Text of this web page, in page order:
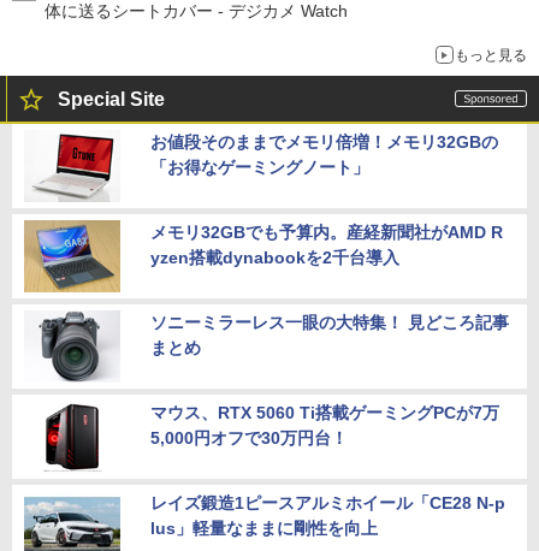
体に送るシートカバー - デジカメ Watch
もっと見る
Special Site
お値段そのままでメモリ倍増！メモリ32GBの
「お得なゲーミングノート」
メモリ32GBでも予算内。産経新聞社がAMD R
yzen搭載dynabookを2千台導入
ソニーミラーレス一眼の大特集！ 見どころ記事
まとめ
マウス、RTX 5060 Ti搭載ゲーミングPCが7万
5,000円オフで30万円台！
レイズ鍛造1ピースアルミホイール「CE28 N-p
lus」軽量なままに剛性を向上